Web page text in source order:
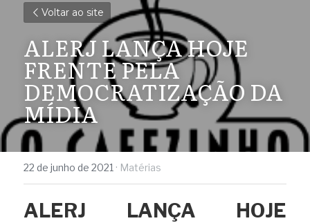
Voltar ao site
ALERJ LANÇA HOJE
FRENTE PELA
DEMOCRATIZAÇÃO DA
MÍDIA
22 de junho de 2021 · Matérias
ALERJ LANÇA HOJE